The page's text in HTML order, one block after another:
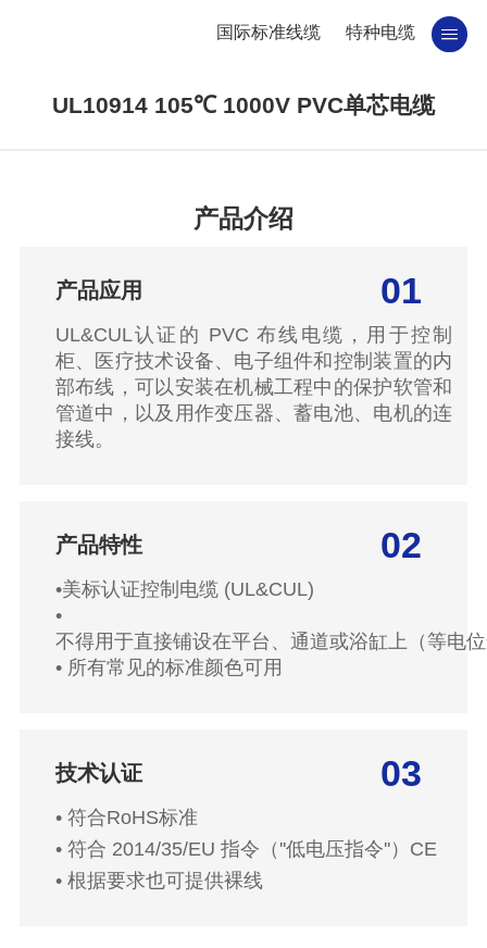
国际标准线缆 特种电缆
UL10914 105℃ 1000V PVC单芯电缆
产品介绍
01
产品应用
UL&CUL认证的 PVC 布线电缆，用于控制
柜、医疗技术设备、电子组件和控制装置的内
部布线，可以安装在机械工程中的保护软管和
管道中，以及用作变压器、蓄电池、电机的连
接线。
02
产品特性
•美标认证控制电缆 (UL&CUL)
•
不得用于直接铺设在平台、通道或浴缸上（等电
• 所有常见的标准颜色可用
03
技术认证
• 符合RoHS标准
• 符合 2014/35/EU 指令（''低电压指令''）CE
• 根据要求也可提供裸线